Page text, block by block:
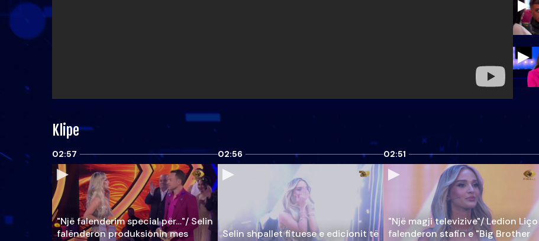
Klipe
02:57
"Një falenderim special për…"/ Selin
falënderon produksionin mes
02:56
Selin shpallet fituese e edicionit të
02:51
"Një magji televizive"/ Ledion Liço
falenderon stafin e "Big Brother